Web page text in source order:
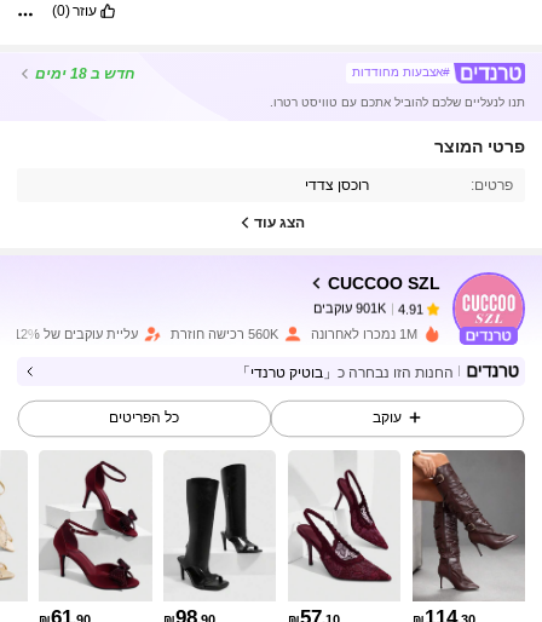
עוזר(0)
#אצבעות מחודדות חדש ב 18 ימים
תנו לנעליים שלכם להוביל אתכם עם טוויסט רטרו.
פרטי המוצר
פרטים: רוכסן צדדי
הצג עוד
CUCCOO SZL
4.91
901K עוקבים
w***0 שילםלפני יום אחד
4.91 901K עוקבים
4.91 901K עוקבים
901K עוקבים
1M נמכרו לאחרונה 560K רכישה חוזרת עליית עוקבים של 12%
החנות הזו נבחרה כ 「בוטיק טרנדי」
עוקב כל הפריטים